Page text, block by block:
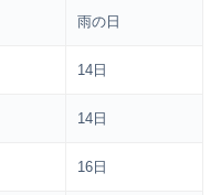
雨の日
14日
14日
16日